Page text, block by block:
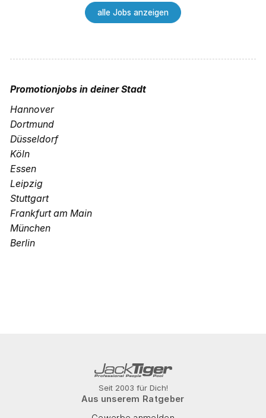
alle Jobs anzeigen
Promotionjobs in deiner Stadt
Hannover
Dortmund
Düsseldorf
Köln
Essen
Leipzig
Stuttgart
Frankfurt am Main
München
Berlin
Seit 2003 für Dich!
Aus unserem Ratgeber